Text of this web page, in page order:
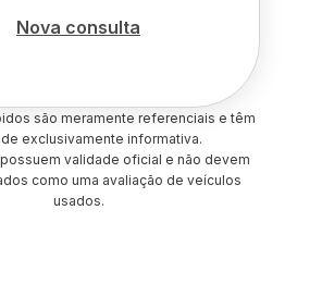
Nova consulta
são meramente referenciais e têm
exclusivamente informativa.
validade oficial e não devem
como uma avaliação de veículos
usados.